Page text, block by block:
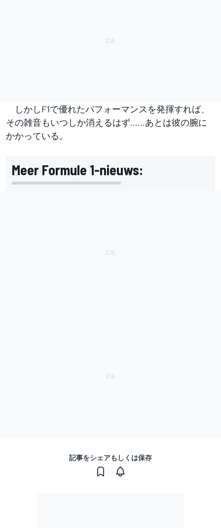
しかしF1で優れたパフォーマンスを発揮すれば、
その雑音もいつしか消えるはず……あとは彼の腕に
かかっている。
Meer Formule 1-nieuws:
記事をシェアもしくは保存